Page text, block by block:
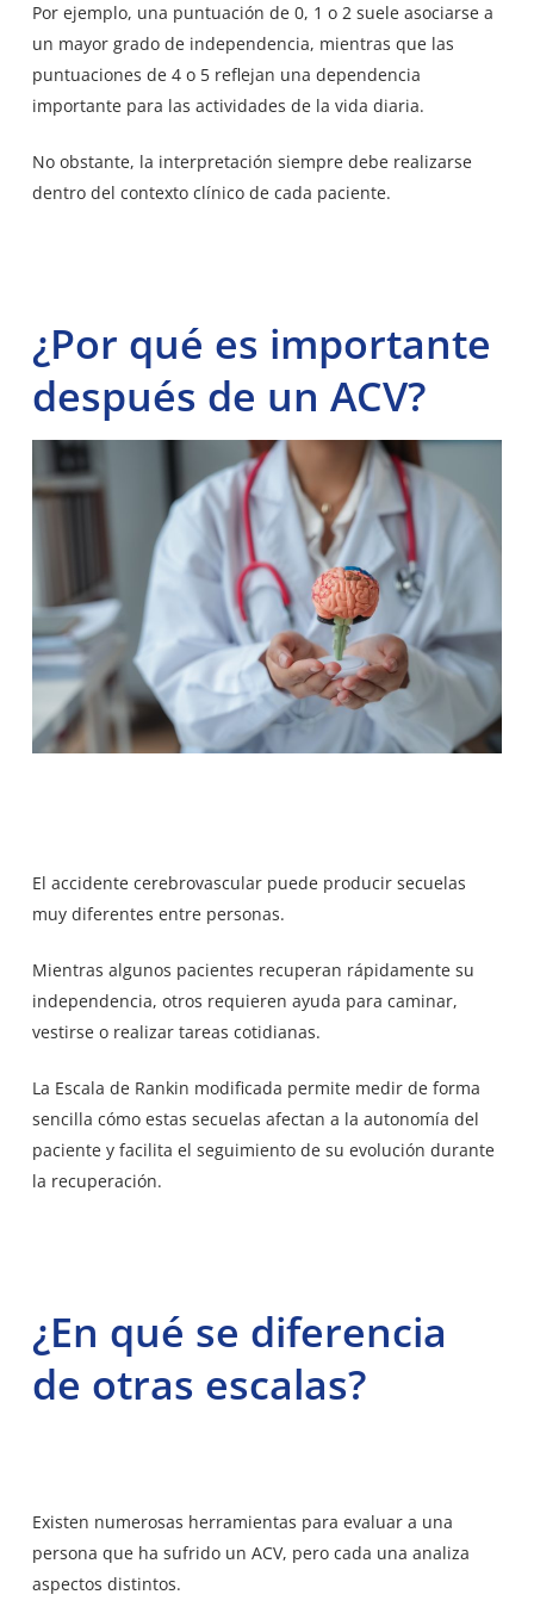
Por ejemplo, una puntuación de 0, 1 o 2 suele asociarse a
un mayor grado de independencia, mientras que las
puntuaciones de 4 o 5 reflejan una dependencia
importante para las actividades de la vida diaria.
No obstante, la interpretación siempre debe realizarse
dentro del contexto clínico de cada paciente.
¿Por qué es importante
después de un ACV?
El accidente cerebrovascular puede producir secuelas
muy diferentes entre personas.
Mientras algunos pacientes recuperan rápidamente su
independencia, otros requieren ayuda para caminar,
vestirse o realizar tareas cotidianas.
La Escala de Rankin modificada permite medir de forma
sencilla cómo estas secuelas afectan a la autonomía del
paciente y facilita el seguimiento de su evolución durante
la recuperación.
¿En qué se diferencia
de otras escalas?
Existen numerosas herramientas para evaluar a una
persona que ha sufrido un ACV, pero cada una analiza
aspectos distintos.